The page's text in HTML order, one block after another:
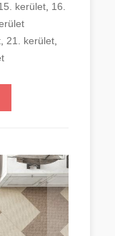
kerület, 16.
, 21. kerület,